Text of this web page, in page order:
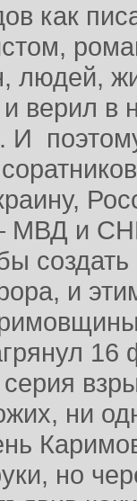
как
людей,
верил в
И
МВД и
и
16
ни
но